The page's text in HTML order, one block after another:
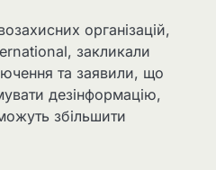
організацій,
закликали
та заявили, що
дезінформацію,
збільшити